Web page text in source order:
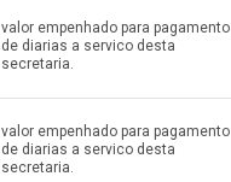
valor empenhado para pagamento
de diarias a servico desta
secretaria.
valor empenhado para pagamento
de diarias a servico desta
secretaria.